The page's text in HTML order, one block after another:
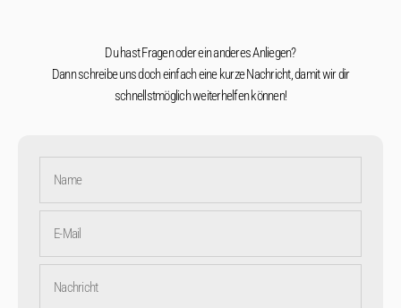
Du hast Fragen oder ein anderes Anliegen?
Dann schreibe uns doch einfach eine kurze Nachricht, damit wir dir
schnellstmöglich weiterhelfen können!
Name
E-Mail
Nachricht